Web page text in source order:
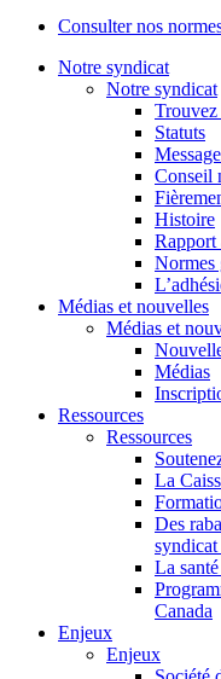
Consulter nos
Notre syndicat
Notre syndicat
Statuts
Conseil
Histoire
Rapport
Normes
Médias et nouvelles
Médias et
Médias
Ressources
Ressources
La
Des
La
Canada
Enjeux
Enjeux